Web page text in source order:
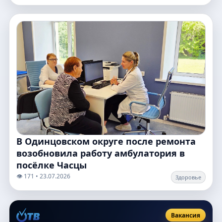
В Одинцовском округе после ремонта
возобновила работу амбулатория в
посёлке Часцы
👁️ 171 • 23.07.2026 Здоровье
Вакансия